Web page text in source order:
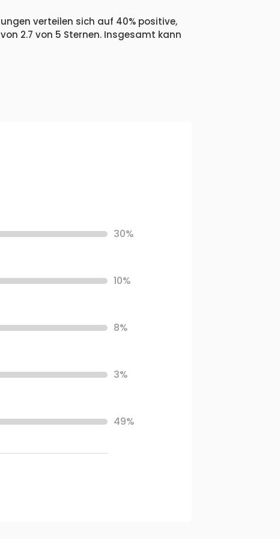
verteilen sich auf 40% positive,
2.7 von 5 Sternen. Insgesamt kann
30%
10%
8%
3%
49%